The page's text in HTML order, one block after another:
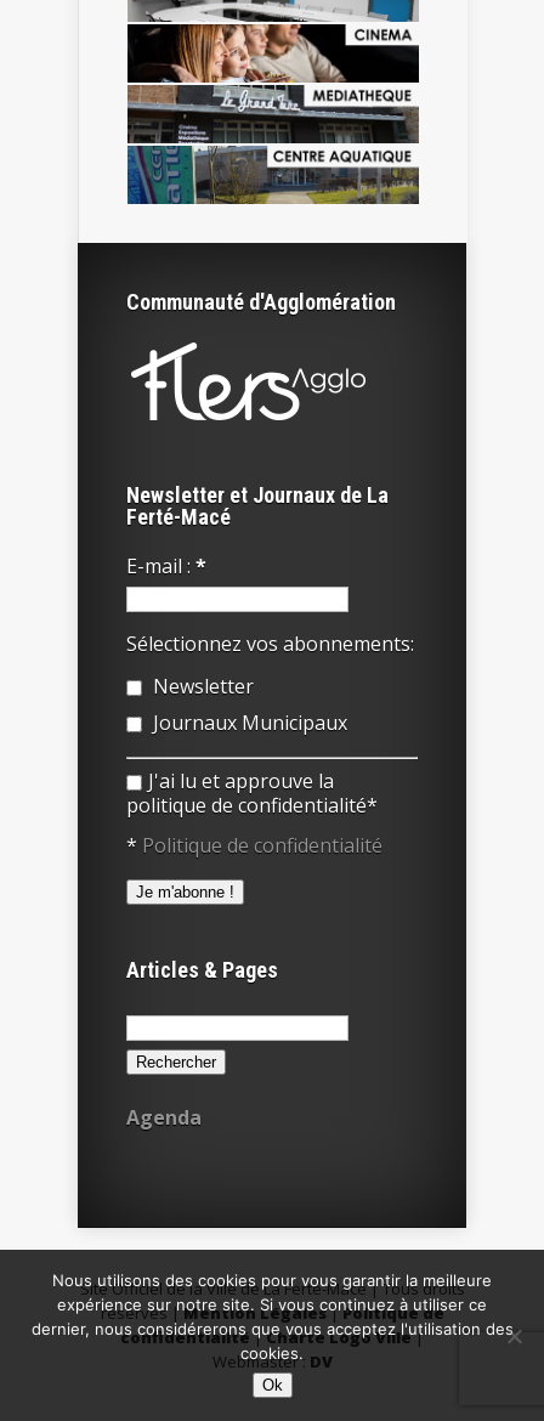
Communauté d'Agglomération
Newsletter et Journaux de La
Ferté-Macé
E-mail : *
Sélectionnez vos abonnements:
Newsletter
Journaux Municipaux
J'ai lu et approuve la
politique de confidentialité*
* Politique de confidentialité
Articles & Pages
Rechercher :
Agenda
Site Officiel de la Ville de La Ferté-Macé | Tous droits
réservés |Mention Légales|Politique de
confidentialité|Charte Logo Ville|
Webmaster : DV
Nous utilisons des cookies pour vous garantir la meilleure
expérience sur notre site. Si vous continuez à utiliser ce
dernier, nous considérerons que vous acceptez l'utilisation des
cookies.
Ok